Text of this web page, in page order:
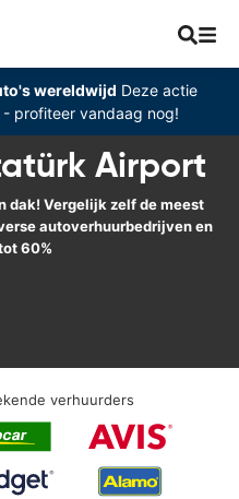
wereldwijd Deze actie
profiteer vandaag nog!
Airport
dak! Vergelijk zelf de meest
autoverhuurbedrijven en
60%
verhuurders